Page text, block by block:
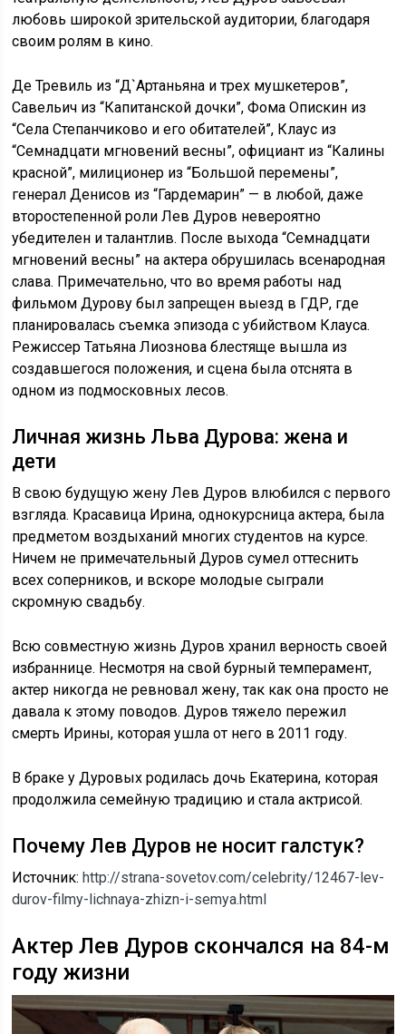
любовь широкой зрительской аудитории, благодаря
своим ролям в кино.
Де Тревиль из “Д`Артаньяна и трех мушкетеров”,
Савельич из “Капитанской дочки”, Фома Опискин из
“Села Степанчиково и его обитателей”, Клаус из
“Семнадцати мгновений весны”, официант из “Калины
красной”, милиционер из “Большой перемены”,
генерал Денисов из “Гардемарин” — в любой, даже
второстепенной роли Лев Дуров невероятно
убедителен и талантлив. После выхода “Семнадцати
мгновений весны” на актера обрушилась всенародная
слава. Примечательно, что во время работы над
фильмом Дурову был запрещен выезд в ГДР, где
планировалась съемка эпизода с убийством Клауса.
Режиссер Татьяна Лиознова блестяще вышла из
создавшегося положения, и сцена была отснята в
одном из подмосковных лесов.
Личная жизнь Льва Дурова: жена и
дети
В свою будущую жену Лев Дуров влюбился с первого
взгляда. Красавица Ирина, однокурсница актера, была
предметом воздыханий многих студентов на курсе.
Ничем не примечательный Дуров сумел оттеснить
всех соперников, и вскоре молодые сыграли
скромную свадьбу.
Всю совместную жизнь Дуров хранил верность своей
избраннице. Несмотря на свой бурный темперамент,
актер никогда не ревновал жену, так как она просто не
давала к этому поводов. Дуров тяжело пережил
смерть Ирины, которая ушла от него в 2011 году.
В браке у Дуровых родилась дочь Екатерина, которая
продолжила семейную традицию и стала актрисой.
Почему Лев Дуров не носит галстук?
Источник: http://strana-sovetov.com/celebrity/12467-lev-
durov-filmy-lichnaya-zhizn-i-semya.html
Актер Лев Дуров скончался на 84-м
году жизни